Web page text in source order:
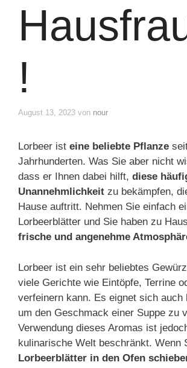
!
August 13, 2023 von nour
Lorbeer ist eine beliebte Pflanze
Jahrhunderten. Was Sie aber nicht
dass er Ihnen dabei hilft, diese
Unannehmlichkeit zu bekämpfen,
Hause auftritt. Nehmen Sie einfach
Lorbeerblätter und Sie haben zu
frische und angenehme
Lorbeer ist ein sehr beliebtes
viele Gerichte wie Eintöpfe, Terrine
verfeinern kann. Es eignet sich auch
um den Geschmack einer Suppe zu
Verwendung dieses Aromas ist
kulinarische Welt beschränkt. Wenn
Lorbeerblätter in den Ofen